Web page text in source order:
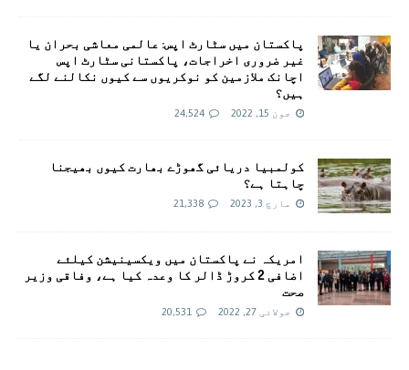
پاکستان میں سٹارٹ اپس: عالمی معاشی بحران یا
غیر ضروری اخراجات، پاکستانی سٹارٹ اپس
اچانک ملازمین کو نوکریوں سے کیوں نکالنے لگے
ہیں؟
جون 15, 2022 24,524
کولمبیا دریائی گھوڑے بھارت کیوں بھیجنا
چاہتا ہے؟
مارچ 3, 2023 21,338
امريکہ نے پاکستان میں ویکسینیشن کیلئے
اضافی 2 کروڑ ڈالر کا وعدہ کیا ہے، وفاقی وزیر
صحت
جولائی 27, 2022 20,531